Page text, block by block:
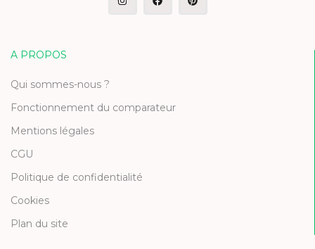
A PROPOS
Qui sommes-nous ?
Fonctionnement du comparateur
Mentions légales
CGU
Politique de confidentialité
Cookies
Plan du site